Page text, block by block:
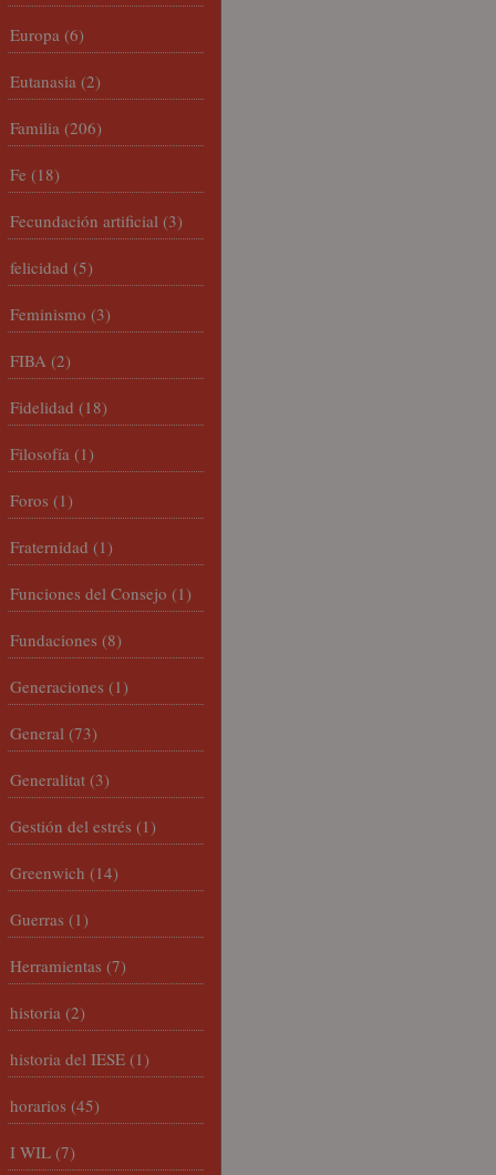
Europa (6)
Eutanasia (2)
Familia (206)
Fe (18)
Fecundación artificial (3)
felicidad (5)
Feminismo (3)
FIBA (2)
Fidelidad (18)
Filosofía (1)
Foros (1)
Fraternidad (1)
Funciones del Consejo (1)
Fundaciones (8)
Generaciones (1)
General (73)
Generalitat (3)
Gestión del estrés (1)
Greenwich (14)
Guerras (1)
Herramientas (7)
historia (2)
historia del IESE (1)
horarios (45)
I WIL (7)